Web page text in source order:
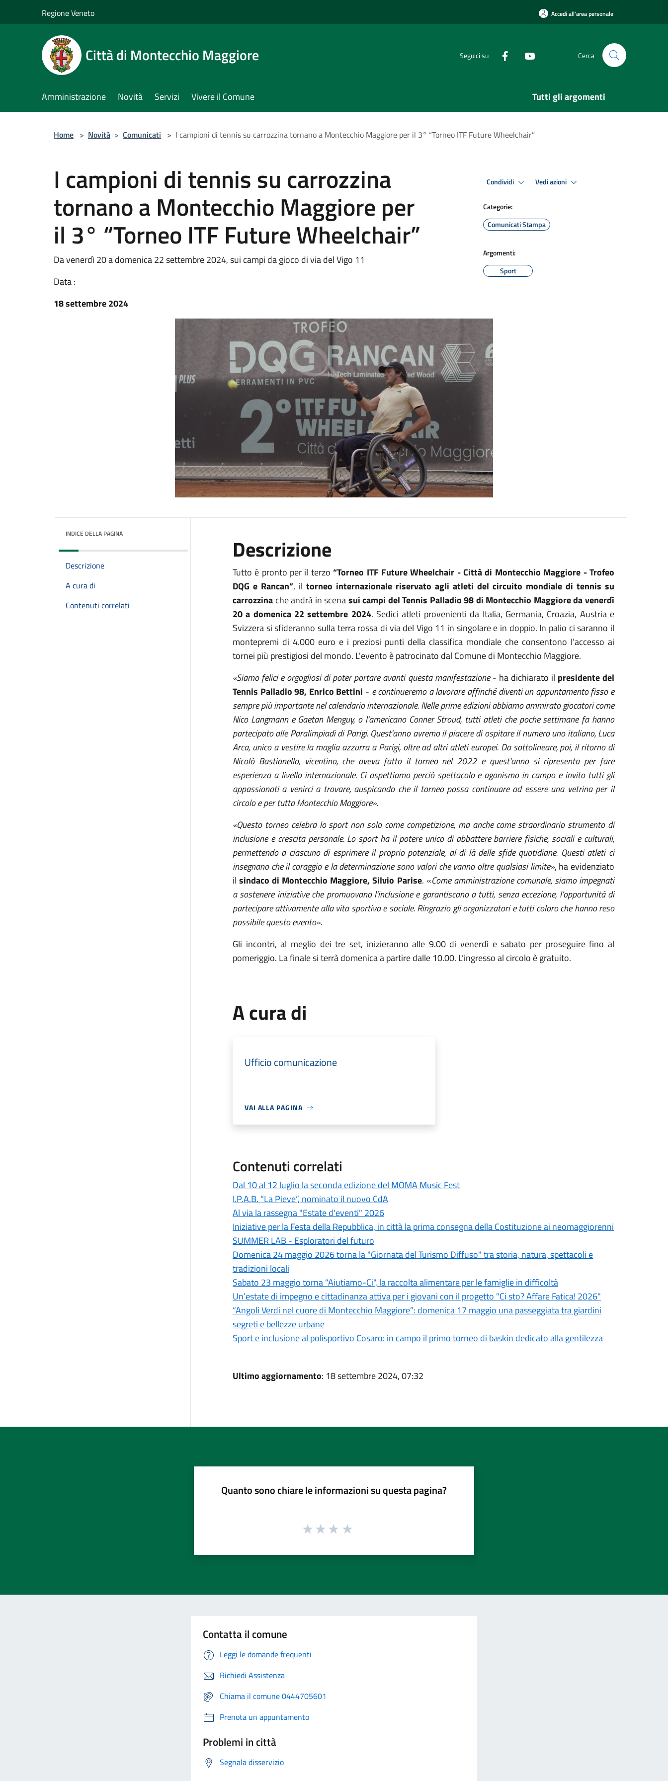
Regione Veneto Accedi all'area personale
Città di Montecchio Maggiore Seguici su Cerca
Amministrazione Novità Servizi Vivere il Comune Tutti gli argomenti
Home > Novità > Comunicati > I campioni di tennis su carrozzina tornano a Montecchio Maggiore per il 3° “Torneo ITF Future Wheelchair”
I campioni di tennis su carrozzina
tornano a Montecchio Maggiore per
il 3° “Torneo ITF Future Wheelchair”
Da venerdì 20 a domenica 22 settembre 2024, sui campi da gioco di via del Vigo 11
Data :
18 settembre 2024
Condividi Vedi azioni
Categorie:
Comunicati Stampa
Argomenti:
Sport
INDICE DELLA PAGINA
Descrizione
A cura di
Contenuti correlati
Descrizione
Tutto è pronto per il terzo“Torneo ITF Future Wheelchair - Città di Montecchio Maggiore - Trofeo
DQG e Rancan”, il torneo internazionale riservato agli atleti del circuito mondiale di tennis su
carrozzinache andrà in scenasui campi del Tennis Palladio 98 di Montecchio Maggiore da venerdì
20 a domenica 22 settembre 2024. Sedici atleti provenienti da Italia, Germania, Croazia, Austria e
Svizzera si sfideranno sulla terra rossa di via del Vigo 11 in singolare e in doppio. In palio ci saranno il
montepremi di 4.000 euro e i preziosi punti della classifica mondiale che consentono l’accesso ai
tornei più prestigiosi del mondo. L'evento è patrocinato dal Comune di Montecchio Maggiore.
«Siamo felici e orgogliosi di poter portare avanti questa manifestazione- ha dichiarato il presidente del
Tennis Palladio 98, Enrico Bettini - e continueremo a lavorare affinché diventi un appuntamento fisso e
sempre più importante nel calendario internazionale. Nelle prime edizioni abbiamo ammirato giocatori come
Nico Langmann e Gaetan Menguy, o l’americano Conner Stroud, tutti atleti che poche settimane fa hanno
partecipato alle Paralimpiadi di Parigi. Quest’anno avremo il piacere di ospitare il numero uno italiano, Luca
Arca, unico a vestire la maglia azzurra a Parigi, oltre ad altri atleti europei. Da sottolineare, poi, il ritorno di
Nicolò Bastianello, vicentino, che aveva fatto il torneo nel 2022 e quest’anno si ripresenta per fare
esperienza a livello internazionale. Ci aspettiamo perciò spettacolo e agonismo in campo e invito tutti gli
appassionati a venirci a trovare, auspicando che il torneo possa continuare ad essere una vetrina per il
circolo e per tutta Montecchio Maggiore».
«Questo torneo celebra lo sport non solo come competizione, ma anche come straordinario strumento di
inclusione e crescita personale. Lo sport ha il potere unico di abbattere barriere fisiche, sociali e culturali,
permettendo a ciascuno di esprimere il proprio potenziale, al di là delle sfide quotidiane. Questi atleti ci
insegnano che il coraggio e la determinazione sono valori che vanno oltre qualsiasi limite», ha evidenziato
ilsindaco di Montecchio Maggiore, Silvio Parise. «Come amministrazione comunale, siamo impegnati
a sostenere iniziative che promuovano l’inclusione e garantiscano a tutti, senza eccezione, l’opportunità di
partecipare attivamente alla vita sportiva e sociale. Ringrazio gli organizzatori e tutti coloro che hanno reso
possibile questo evento».
Gli incontri, al meglio dei tre set, inizieranno alle 9.00 di venerdì e sabato per proseguire fino al
pomeriggio. La finale si terrà domenica a partire dalle 10.00. L’ingresso al circolo è gratuito.
A cura di
Ufficio comunicazione
VAI ALLA PAGINA
Contenuti correlati
Dal 10 al 12 luglio la seconda edizione del MOMA Music Fest
I.P.A.B. “La Pieve”, nominato il nuovo CdA
Al via la rassegna "Estate d'eventi" 2026
Iniziative per la Festa della Repubblica, in città la prima consegna della Costituzione ai neomaggiorenni
SUMMER LAB - Esploratori del futuro
Domenica 24 maggio 2026 torna la "Giornata del Turismo Diffuso" tra storia, natura, spettacoli e
tradizioni locali
Sabato 23 maggio torna "Aiutiamo-Ci", la raccolta alimentare per le famiglie in difficoltà
Un’estate di impegno e cittadinanza attiva per i giovani con il progetto "Ci sto? Affare Fatica! 2026"
“Angoli Verdi nel cuore di Montecchio Maggiore”: domenica 17 maggio una passeggiata tra giardini
segreti e bellezze urbane
Sport e inclusione al polisportivo Cosaro: in campo il primo torneo di baskin dedicato alla gentilezza
Ultimo aggiornamento: 18 settembre 2024, 07:32
Quanto sono chiare le informazioni su questa pagina?
Contatta il comune
Leggi le domande frequenti
Richiedi Assistenza
Chiama il comune 0444705601
Prenota un appuntamento
Problemi in città
Segnala disservizio